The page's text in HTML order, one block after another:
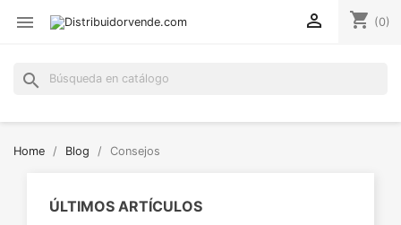
 shopping_cart (0)

search
Home Blog Consejos
ÚLTIMOS ARTÍCULOS